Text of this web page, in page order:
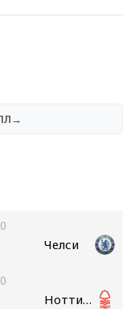
Челси
Ноттингем Форест